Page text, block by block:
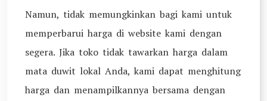
Namun, tidak memungkinkan bagi kami untuk
memperbarui harga di website kami dengan
segera. Jika toko tidak tawarkan harga dalam
mata duwit lokal Anda, kami dapat menghitung
harga dan menampilkannya bersama dengan